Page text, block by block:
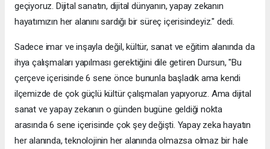
geçiyoruz. Dijital sanatın, dijital dünyanın, yapay zekanın
hayatımızın her alanını sardığı bir süreç içerisindeyiz." dedi.
Sadece imar ve inşayla değil, kültür, sanat ve eğitim alanında da
ihya çalışmaları yapılması gerektiğini dile getiren Dursun, "Bu
çerçeve içerisinde 6 sene önce bununla başladık ama kendi
ilçemizde de çok güçlü kültür çalışmaları yapıyoruz. Ama dijital
sanat ve yapay zekanın o günden bugüne geldiği nokta
arasında 6 sene içerisinde çok şey değişti. Yapay zeka hayatın
her alanında, teknolojinin her alanında olmazsa olmaz bir hale